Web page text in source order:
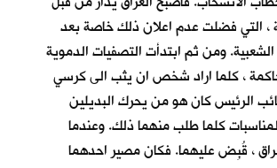
، التي فضلت عدم اعلان ذلك خاصة بعد
الشعبية. ومن ثم ابتدأت التصفيات الدموية
، كلما اراد شخص ان يثب الى كرسي
الرئيس كان هو من يحرك البديلين
كلما طلب منهما ذلك. وعندما
، قُبِض عليهما. فكان مصير احدهما